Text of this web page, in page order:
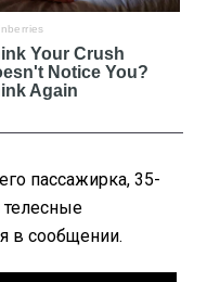
пассажирка, 35-
телесные
в сообщении.